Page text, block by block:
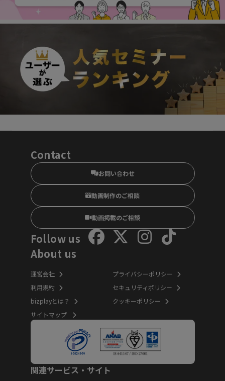
Contact
お問い合わせ
動画制作のご相談
動画掲載のご相談
Follow us
About us
運営会社
利用規約
bizplayとは？
サイトマップ
プライバシーポリシー
セキュリティポリシー
クッキーポリシー
関連サービス・サイト